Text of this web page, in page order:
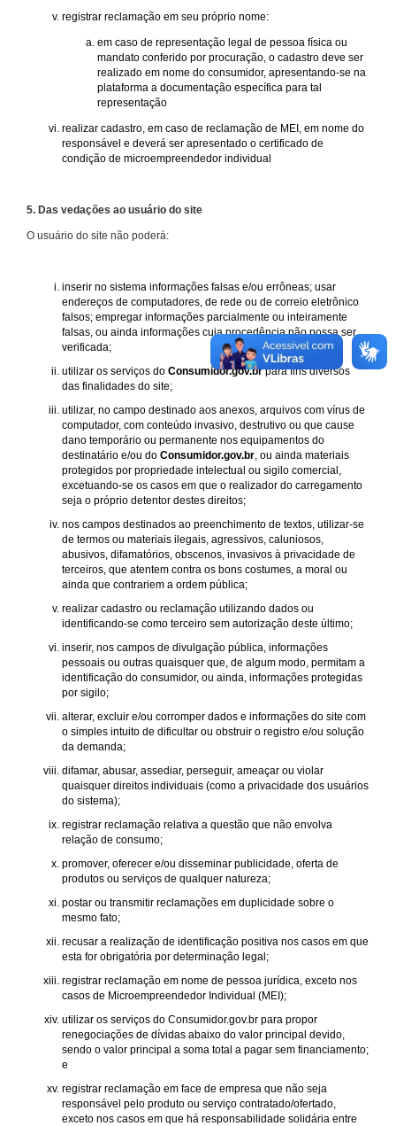
registrar reclamação em seu próprio nome:
em caso de representação legal de pessoa física ou
mandato conferido por procuração, o cadastro deve ser
realizado em nome do consumidor, apresentando-se na
plataforma a documentação específica para tal
representação
realizar cadastro, em caso de reclamação de MEI, em nome do
responsável e deverá ser apresentado o certificado de
condição de microempreendedor individual
5. Das vedações ao usuário do site
O usuário do site não poderá:
inserir no sistema informações falsas e/ou errôneas; usar
endereços de computadores, de rede ou de correio eletrônico
falsos; empregar informações parcialmente ou inteiramente
falsas, ou ainda informações cuja procedência não possa ser
verificada;
utilizar os serviços do Consumidor.gov.brpara fins diversos
das finalidades do site;
utilizar, no campo destinado aos anexos, arquivos com vírus de
computador, com conteúdo invasivo, destrutivo ou que cause
dano temporário ou permanente nos equipamentos do
destinatário e/ou do Consumidor.gov.br , ou ainda materiais
protegidos por propriedade intelectual ou sigilo comercial,
excetuando-se os casos em que o realizador do carregamento
seja o próprio detentor destes direitos;
nos campos destinados ao preenchimento de textos, utilizar-se
de termos ou materiais ilegais, agressivos, caluniosos,
abusivos, difamatórios, obscenos, invasivos à privacidade de
terceiros, que atentem contra os bons costumes, a moral ou
ainda que contrariem a ordem pública;
realizar cadastro ou reclamação utilizando dados ou
identificando-se como terceiro sem autorização deste último;
inserir, nos campos de divulgação pública, informações
pessoais ou outras quaisquer que, de algum modo, permitam a
identificação do consumidor, ou ainda, informações protegidas
por sigilo;
alterar, excluir e/ou corromper dados e informações do site com
o simples intuito de dificultar ou obstruir o registro e/ou solução
da demanda;
difamar, abusar, assediar, perseguir, ameaçar ou violar
quaisquer direitos individuais (como a privacidade dos usuários
do sistema);
registrar reclamação relativa a questão que não envolva
relação de consumo;
promover, oferecer e/ou disseminar publicidade, oferta de
produtos ou serviços de qualquer natureza;
postar ou transmitir reclamações em duplicidade sobre o
mesmo fato;
recusar a realização de identificação positiva nos casos em que
esta for obrigatória por determinação legal;
registrar reclamação em nome de pessoa jurídica, exceto nos
casos de Microempreendedor Individual (MEI);
utilizar os serviços do Consumidor.gov.br para propor
renegociações de dívidas abaixo do valor principal devido,
sendo o valor principal a soma total a pagar sem financiamento;
e
registrar reclamação em face de empresa que não seja
responsável pelo produto ou serviço contratado/ofertado,
exceto nos casos em que há responsabilidade solidária entre